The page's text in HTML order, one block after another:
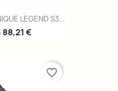
LEGEND S3...
88,21 €
favorite_border